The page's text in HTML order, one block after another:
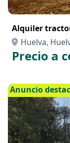
Alquiler
Huelva,
Precio a
Anuncio